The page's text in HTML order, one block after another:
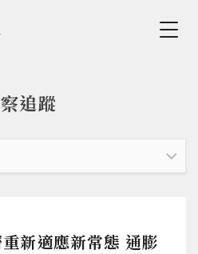
Navigation
content
追蹤
新適應新常態 通膨